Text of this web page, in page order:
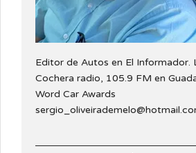
Editor de Autos en El Informador.
Cochera radio, 105.9 FM en
Word Car Awards